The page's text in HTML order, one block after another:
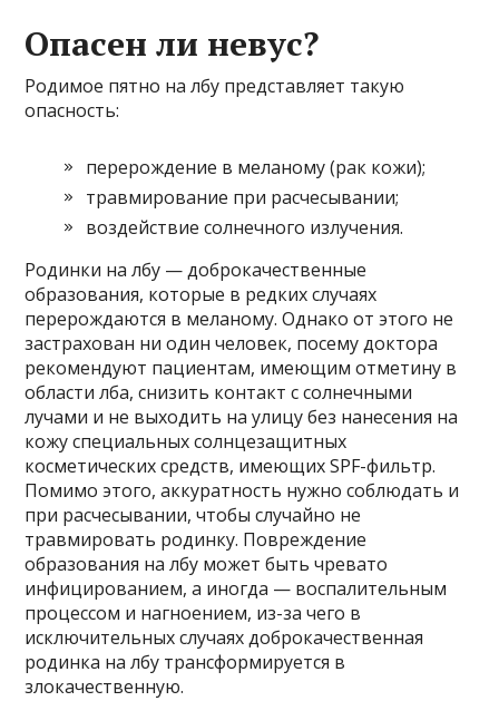
Опасен ли невус?
Родимое пятно на лбу представляет такую
опасность:
перерождение в меланому (рак кожи);
травмирование при расчесывании;
воздействие солнечного излучения.
Родинки на лбу — доброкачественные
образования, которые в редких случаях
перерождаются в меланому. Однако от этого не
застрахован ни один человек, посему доктора
рекомендуют пациентам, имеющим отметину в
области лба, снизить контакт с солнечными
лучами и не выходить на улицу без нанесения на
кожу специальных солнцезащитных
косметических средств, имеющих SPF-фильтр.
Помимо этого, аккуратность нужно соблюдать и
при расчесывании, чтобы случайно не
травмировать родинку. Повреждение
образования на лбу может быть чревато
инфицированием, а иногда — воспалительным
процессом и нагноением, из-за чего в
исключительных случаях доброкачественная
родинка на лбу трансформируется в
злокачественную.